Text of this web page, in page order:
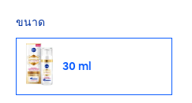
ขนาด
30 ml